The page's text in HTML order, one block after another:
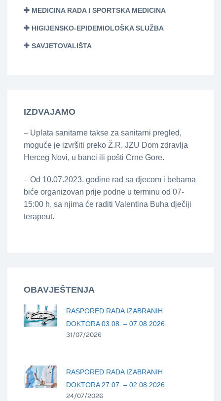
MEDICINA RADA I SPORTSKA MEDICINA
HIGIJENSKO-EPIDEMIOLOŠKA SLUŽBA
SAVJETOVALIŠTA
IZDVAJAMO
– Uplata sanitarne takse za sanitarni pregled,
moguće je izvršiti preko Ž.R. JZU Dom zdravlja
Herceg Novi, u banci ili pošti Crne Gore.
– Od 10.07.2023. godine rad sa djecom i bebama
biće organizovan prije podne u terminu od 07-
15:00 h, sa njima će raditi Valentina Buha dječiji
terapeut.
OBAVJEŠTENJA
RASPORED RADA IZABRANIH
DOKTORA 03.08. – 07.08.2026.
31/07/2026
RASPORED RADA IZABRANIH
DOKTORA 27.07. – 02.08.2026.
24/07/2026